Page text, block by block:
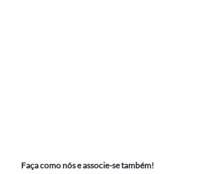
Faça como nós e associe-se também!